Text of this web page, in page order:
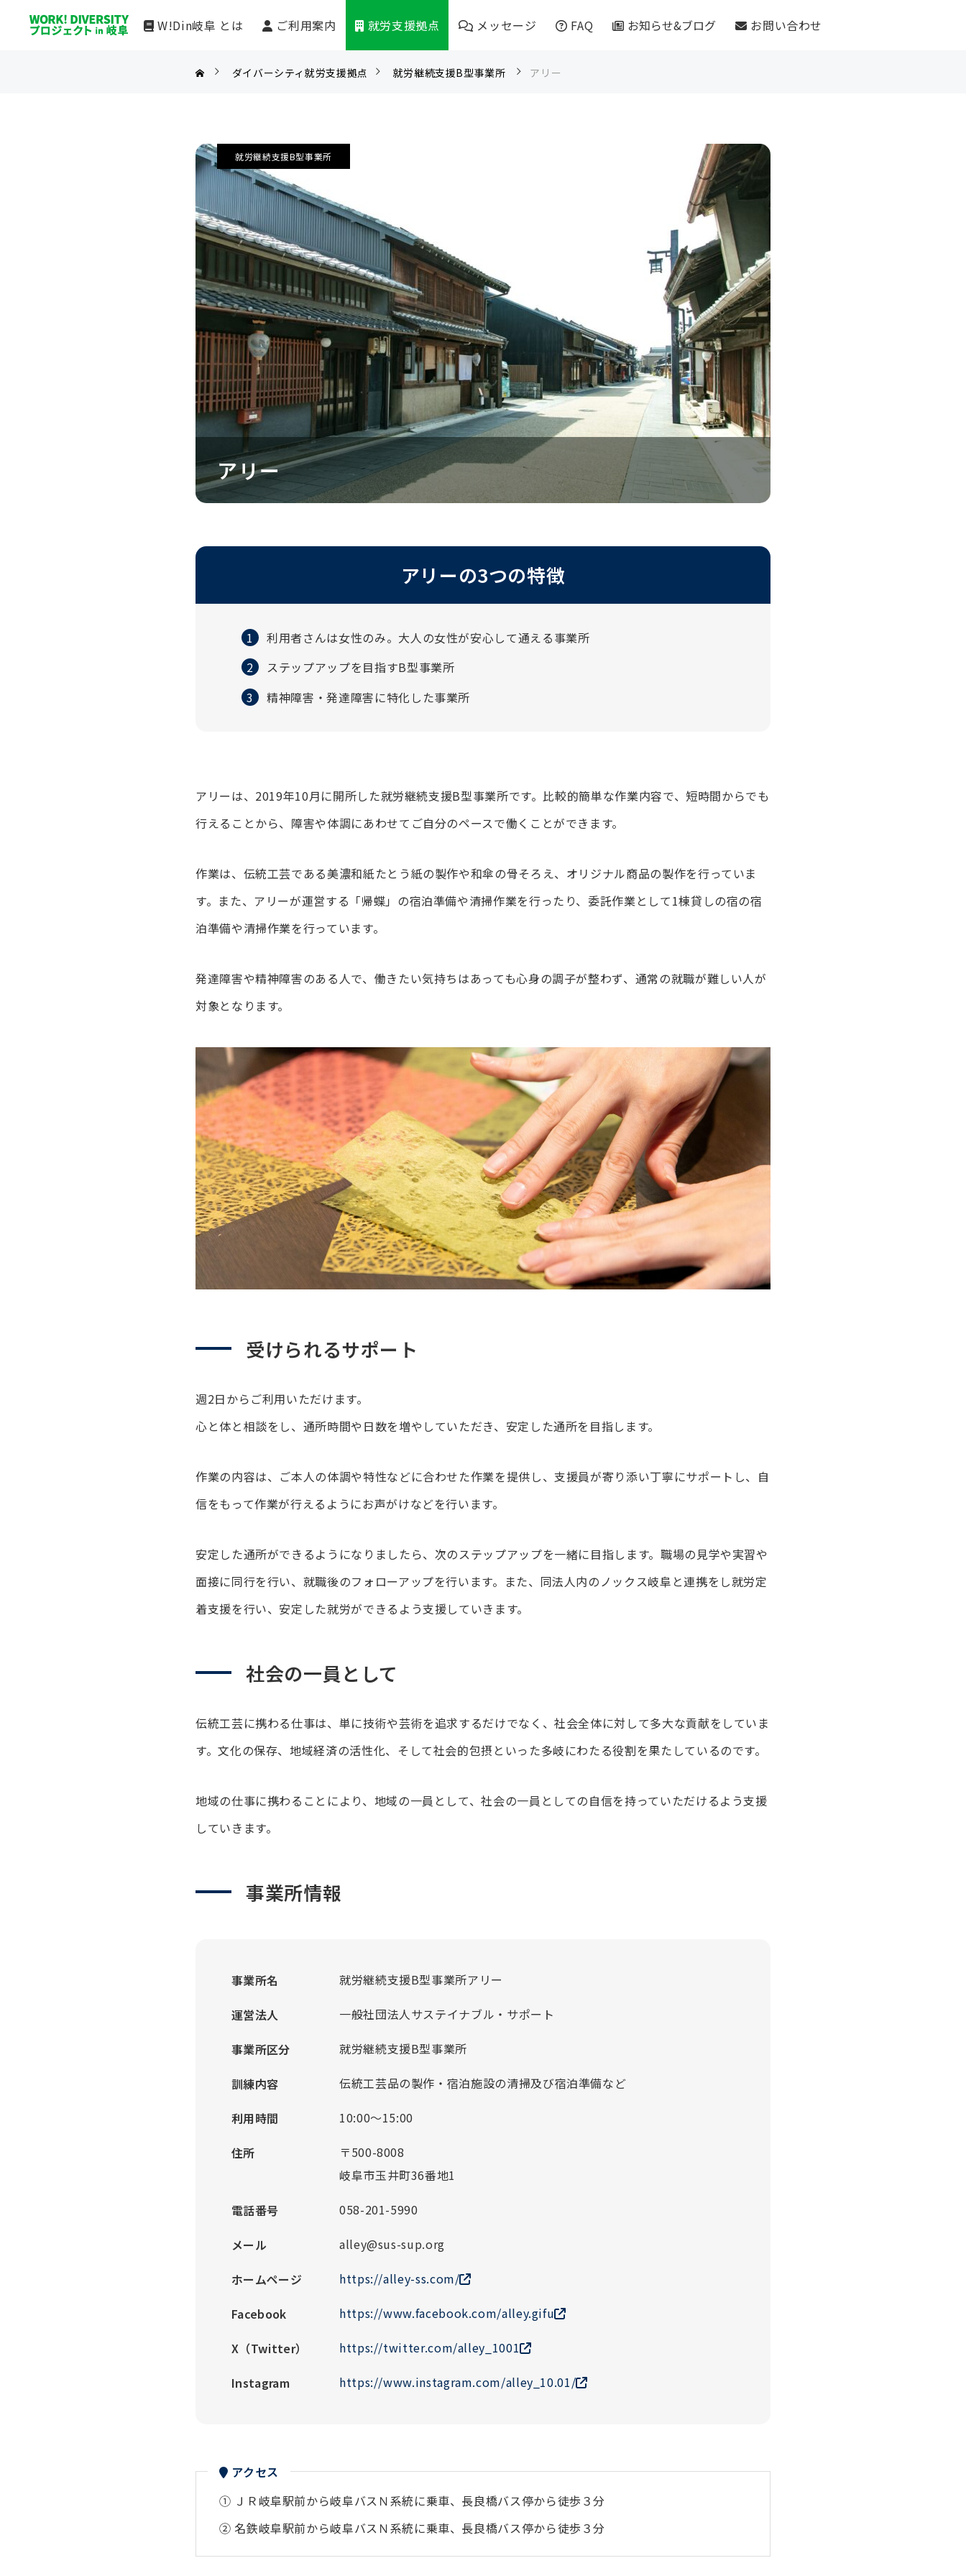
W!Din岐阜 とは ご利用案内 就労支援拠点 メッセージ FAQ お知らせ&ブログ お問い合わせ
シャンツェ
マイルストーンナガハタ
マイルストーンオリタテ
ダイバーシティ就労支援拠点 就労継続支援B型事業所 アリー
アリー
就労継続支援B型事業所
アリーの3つの特徴
利用者さんは女性のみ。大人の女性が安心して通える事業所
ステップアップを目指すB型事業所
精神障害・発達障害に特化した事業所
アリーは、2019年10月に開所した就労継続支援B型事業所です。比較的簡単な作業内容で、短時間からでも
行えることから、障害や体調にあわせてご自分のペースで働くことができます。
作業は、伝統工芸である美濃和紙たとう紙の製作や和傘の骨そろえ、オリジナル商品の製作を行っていま
す。また、アリーが運営する「帰蝶」の宿泊準備や清掃作業を行ったり、委託作業として1棟貸しの宿の宿
泊準備や清掃作業を行っています。
発達障害や精神障害のある人で、働きたい気持ちはあっても心身の調子が整わず、通常の就職が難しい人が
対象となります。
受けられるサポート
週2日からご利用いただけます。
心と体と相談をし、通所時間や日数を増やしていただき、安定した通所を目指します。
作業の内容は、ご本人の体調や特性などに合わせた作業を提供し、支援員が寄り添い丁寧にサポートし、自
信をもって作業が行えるようにお声がけなどを行います。
安定した通所ができるようになりましたら、次のステップアップを一緒に目指します。職場の見学や実習や
面接に同行を行い、就職後のフォローアップを行います。また、同法人内のノックス岐阜と連携をし就労定
着支援を行い、安定した就労ができるよう支援していきます。
社会の一員として
伝統工芸に携わる仕事は、単に技術や芸術を追求するだけでなく、社会全体に対して多大な貢献をしていま
す。文化の保存、地域経済の活性化、そして社会的包摂といった多岐にわたる役割を果たしているのです。
地域の仕事に携わることにより、地域の一員として、社会の一員としての自信を持っていただけるよう支援
していきます。
事業所情報
事業所名 就労継続支援B型事業所アリー
運営法人 一般社団法人サステイナブル・サポート
事業所区分 就労継続支援B型事業所
訓練内容 伝統工芸品の製作・宿泊施設の清掃及び宿泊準備など
利用時間 10:00～15:00
住所
〒500-8008
岐阜市玉井町36番地1
電話番号 058-201-5990
メール alley@sus-sup.org
ホームページ https://alley-ss.com/
Facebook https://www.facebook.com/alley.gifu
X（Twitter） https://twitter.com/alley_1001
Instagram https://www.instagram.com/alley_10.01/
アクセス
① ＪＲ岐阜駅前から岐阜バスＮ系統に乗車、長良橋バス停から徒歩３分
② 名鉄岐阜駅前から岐阜バスＮ系統に乗車、長良橋バス停から徒歩３分